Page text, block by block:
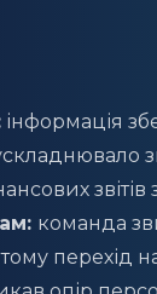
інформація
команда
тому перехід